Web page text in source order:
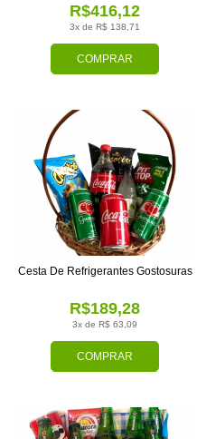
COMPRAR
3x de R$ 138,71
R$416,12
COMPRAR
3x de R$ 63,09
R$189,28
Cesta De Refrigerantes Gostosuras